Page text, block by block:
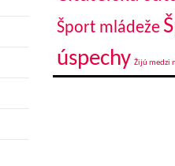
Šport mládeže
úspechy Žijú medzi